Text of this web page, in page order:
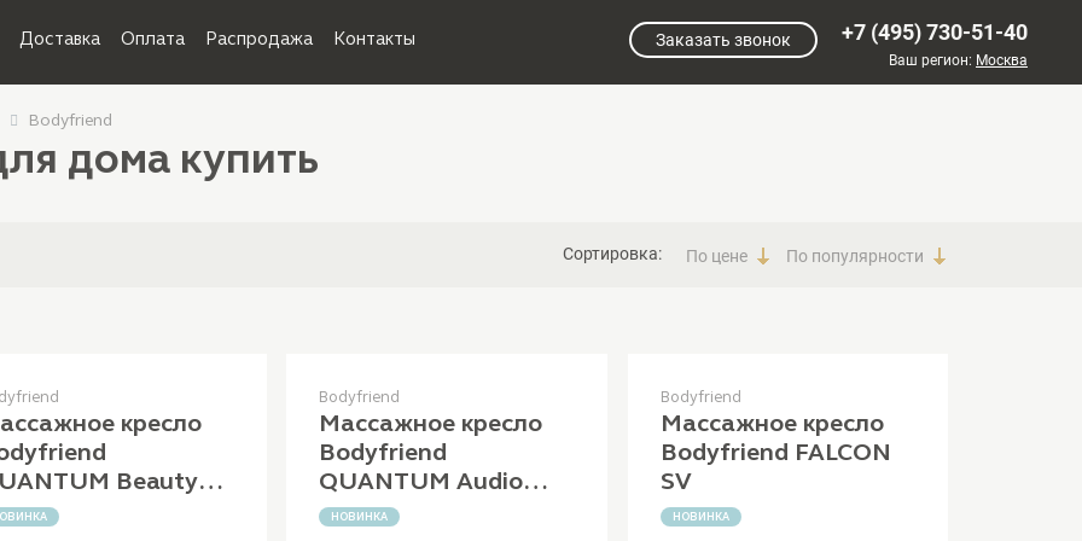
Доставка Оплата Распродажа Контакты +7 (495) 730-51-40
Ваш регион: Москва
Заказать звонок
Bodyfriend
дома купить
Сортировка: По цене По популярности
кресло
Beauty
Bodyfriend
Массажное кресло
Bodyfriend
QUANTUM Audio
Speakers by Bang &
НОВИНКА
Bodyfriend
Массажное кресло
Bodyfriend FALCON
SV
НОВИНКА